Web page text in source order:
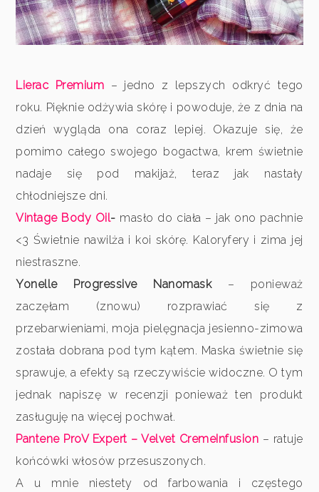
Lierac Premium – jedno z lepszych odkryć tego
roku. Pięknie odżywia skórę i powoduje, że z dnia na
dzień wygląda ona coraz lepiej. Okazuje się, że
pomimo całego swojego bogactwa, krem świetnie
nadaje się pod makijaż, teraz jak nastały
chłodniejsze dni.
Vintage Body Oil- masło do ciała – jak ono pachnie
<3 Świetnie nawilża i koi skórę. Kaloryfery i zima jej
niestraszne.
Yonelle Progressive Nanomask – ponieważ
zaczęłam (znowu) rozprawiać się z
przebarwieniami, moja pielęgnacja jesienno-zimowa
została dobrana pod tym kątem. Maska świetnie się
sprawuje, a efekty są rzeczywiście widoczne. O tym
jednak napiszę w recenzji ponieważ ten produkt
zasługuję na więcej pochwał.
Pantene ProV Expert – Velvet CremeInfusion – ratuje
końcówki włosów przesuszonych.
A u mnie niestety od farbowania i częstego